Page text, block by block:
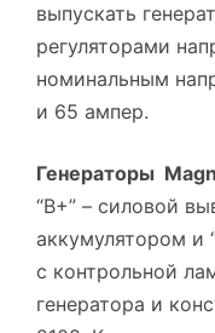
выпускать
регуляторами
номинальным
и 65 ампер.
Генераторы
“B+” – силовой
аккумулятором и
с контрольной
генератора и